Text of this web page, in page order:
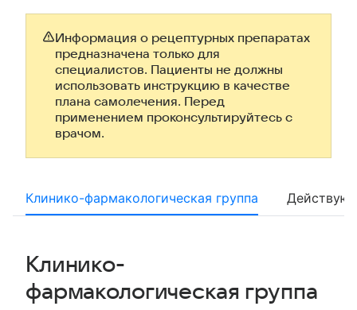
Информация о рецептурных препаратах
предназначена только для
специалистов. Пациенты не должны
использовать инструкцию в качестве
плана самолечения. Перед
применением проконсультируйтесь с
врачом.
Клинико-фармакологическая группа
Клинико-
фармакологическая группа